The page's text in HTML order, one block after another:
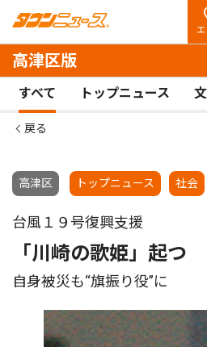
高津区版
すべて トップニュース
戻る
高津区 トップニュース 社会
台風１９号復興支援
「川崎の歌姫」起つ
自身被災も“旗振り役”に